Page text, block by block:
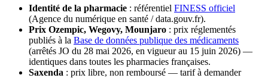
Identité de la pharmacie : référentiel FINESS officiel
(Agence du numérique en santé / data.gouv.fr).
Prix Ozempic, Wegovy, Mounjaro : prix réglementés
publiés à la Base de données publique des médicaments
(arrêtés JO du 28 mai 2026, en vigueur au 15 juin 2026) —
identiques dans toutes les pharmacies françaises.
Saxenda : prix libre, non remboursé — tarif à demander